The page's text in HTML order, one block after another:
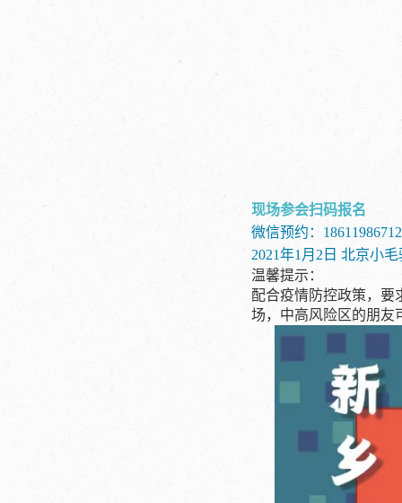
现场参会扫码报名
微信预约：18611986712
2021年1月2日 北京小
温馨提示：
配合疫情防控政策，要
场，中高风险区的朋友